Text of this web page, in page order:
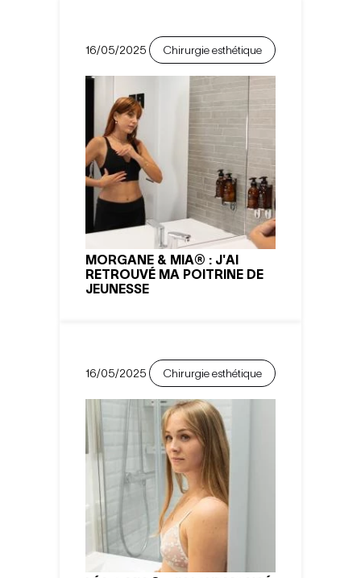
16/05/2025 Chirurgie esthétique
MORGANE & MIA® : J'AI
RETROUVÉ MA POITRINE DE
JEUNESSE
16/05/2025 Chirurgie esthétique